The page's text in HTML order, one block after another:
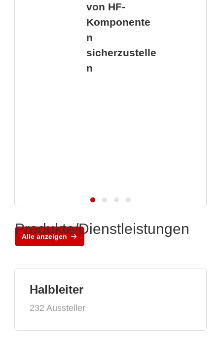
von HF-
Komponente
n
sicherzustelle
n
Alle anzeigen
Produkte/Dienstleistungen
Halbleiter
232 Aussteller